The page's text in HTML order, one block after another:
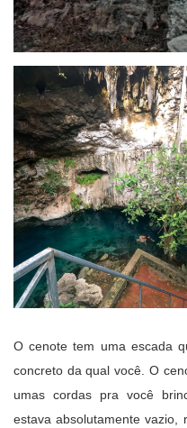
O cenote tem uma escada
concreto da qual você. O
umas cordas pra você
estava absolutamente vazio,